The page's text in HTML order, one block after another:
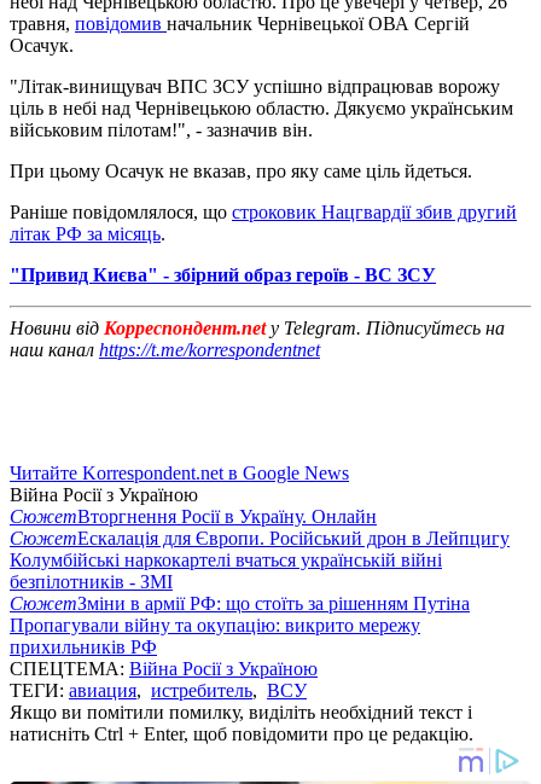
травня, повідомив начальник Чернівецької ОВА Сергій
Осачук.
"Літак-винищувач ВПС ЗСУ успішно відпрацював ворожу
ціль в небі над Чернівецькою областю. Дякуємо українським
військовим пілотам!", - зазначив він.
При цьому Осачук не вказав, про яку саме ціль йдеться.
Раніше повідомлялося, що строковик Нацгвардії збив другий
літак РФ за місяць.
"Привид Києва" - збірний образ героїв - ВС ЗСУ
Новини від Корреспондент.netу Telegram. Підписуйтесь на
наш канал https://t.me/korrespondentnet
Читайте Korrespondent.net в Google News
Війна Росії з Україною
СюжетВторгнення Росії в Україну. Онлайн
СюжетЕскалація для Європи. Російський дрон в Лейпцигу
Колумбійські наркокартелі вчаться українській війні
безпілотників - ЗМІ
СюжетЗміни в армії РФ: що стоїть за рішенням Путіна
Пропагували війну та окупацію: викрито мережу
прихильників РФ
СПЕЦТЕМА: Війна Росії з Україною
ТЕГИ: авиация, истребитель, ВСУ
Якщо ви помітили помилку, виділіть необхідний текст і
натисніть Ctrl + Enter, щоб повідомити про це редакцію.